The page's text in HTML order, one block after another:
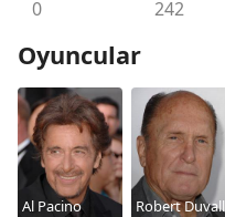
0
242
Oyuncular
Al Pacino
Robert Duvall